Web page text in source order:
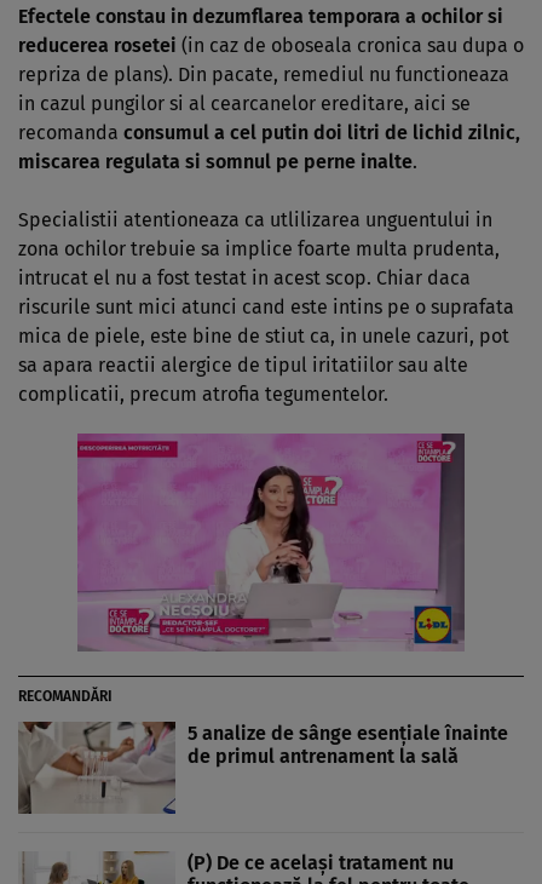
Efectele constau in dezumflarea temporara a ochilor si
reducerea rosetei (in caz de oboseala cronica sau dupa o
repriza de plans). Din pacate, remediul nu functioneaza
in cazul pungilor si al cearcanelor ereditare, aici se
recomanda consumul a cel putin doi litri de lichid zilnic,
miscarea regulata si somnul pe perne inalte.
Specialistii atentioneaza ca utlilizarea unguentului in
zona ochilor trebuie sa implice foarte multa prudenta,
intrucat el nu a fost testat in acest scop. Chiar daca
riscurile sunt mici atunci cand este intins pe o suprafata
mica de piele, este bine de stiut ca, in unele cazuri, pot
sa apara reactii alergice de tipul iritatiilor sau alte
complicatii, precum atrofia tegumentelor.
RECOMANDĂRI
5 analize de sânge esențiale înainte
de primul antrenament la sală
(P) De ce același tratament nu